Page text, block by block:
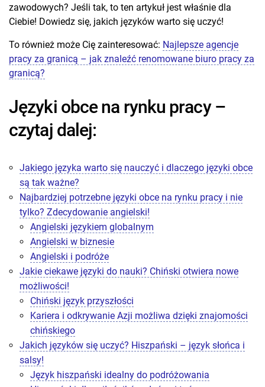
zawodowych? Jeśli tak, to ten artykuł jest właśnie dla
Ciebie! Dowiedz się, jakich języków warto się uczyć!
To również może Cię zainteresować: Najlepsze agencje
pracy za granicą – jak znaleźć renomowane biuro pracy za
granicą?
Języki obce na rynku pracy –
czytaj dalej:
Jakiego języka warto się nauczyć i dlaczego języki obce
są tak ważne?
Najbardziej potrzebne języki obce na rynku pracy i nie
tylko? Zdecydowanie angielski!
Angielski językiem globalnym
Angielski w biznesie
Angielski i podróże
Jakie ciekawe języki do nauki? Chiński otwiera nowe
możliwości!
Chiński język przyszłości
Kariera i odkrywanie Azji możliwa dzięki znajomości
chińskiego
Jakich języków się uczyć? Hiszpański – język słońca i
salsy!
Język hiszpański idealny do podróżowania